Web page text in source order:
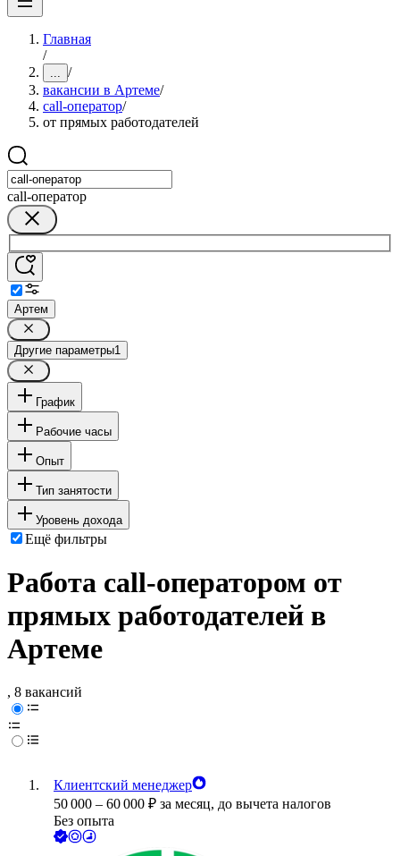
Главная
/
... /
вакансии в Артеме/
call-оператор/
от прямых работодателей
call-оператор
Артем
Другие параметры1
График
Рабочие часы
Опыт
Тип занятости
Уровень дохода
Ещё фильтры
Работа call-оператором от
прямых работодателей в
Артеме
, 8 вакансий
Клиентский менеджер
50 000 – 60 000 ₽ за месяц, до вычета налогов
Без опыта